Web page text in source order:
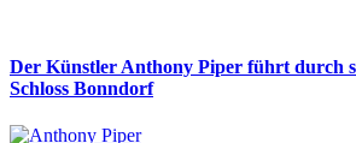
Der Künstler Anthony Piper führt durch
Schloss Bonndorf